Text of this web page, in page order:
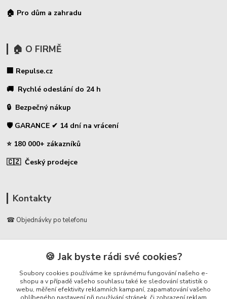
🏠 Pro dům a zahradu
🏠 O FIRMĚ
🏢 Repulse.cz
🚚 Rychlé odeslání do 24 h
🔒 Bezpečný nákup
🛡️ GARANCE ✔ 14 dní na vrácení
⭐ 180 000+ zákazníků
🇨🇿 Český prodejce
Kontakty
☎ Objednávky po telefonu
🛡️ Infolinka
📞 728 007 997
⏰ Po - Pá | 7:00 - 13:30 |
info@repulse.cz
🍪 Jak byste rádi své cookies?
Soubory cookies používáme ke správnému fungování našeho e-
shopu a v případě vašeho souhlasu také ke sledování statistik o
webu, měření efektivity reklamních kampaní, zapamatování vašeho